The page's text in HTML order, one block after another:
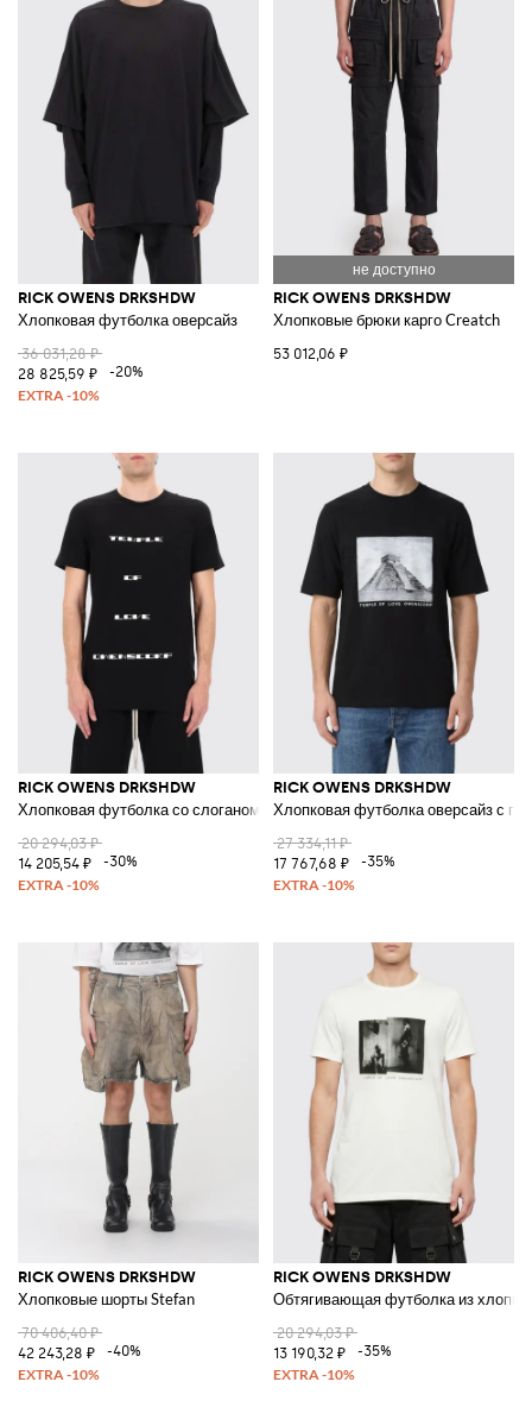
RICK OWENS DRKSHDW
Хлопковая футболка оверсайз
36 031,28 ₽
28 825,59 ₽
-20%
RICK OWENS DRKSHDW
Хлопковые брюки карго Creatch
53 012,06 ₽
RICK OWENS DRKSHDW
Хлопковая футболка со слоганом
20 294,03 ₽
14 205,54 ₽
-30%
RICK OWENS DRKSHDW
Хлопковая футболка оверсайз с
27 334,11 ₽
17 767,68 ₽
-35%
RICK OWENS DRKSHDW
Хлопковые шорты Stefan
70 406,40 ₽
42 243,28 ₽
-40%
RICK OWENS DRKSHDW
Обтягивающая футболка из хлопка
20 294,03 ₽
13 190,32 ₽
-35%